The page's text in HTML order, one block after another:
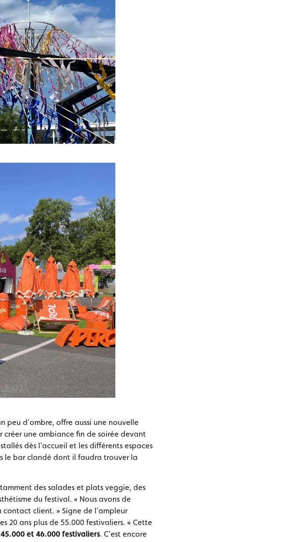
peu d’ombre, offre aussi une nouvelle
une ambiance fin de soirée devant
dès l’accueil et les différents espaces
le bar clandé dont il faudra trouver la
des salades et plats veggie, des
du festival. « Nous avons de
client. » Signe de l’ampleur
20 ans plus de 55.000 festivaliers. « Cette
et 46.000 festivaliers. C’est encore